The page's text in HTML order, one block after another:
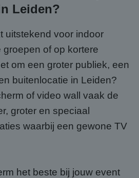
Leiden?
uitstekend voor indoor
groepen of op kortere
om een groter publiek, een
buitenlocatie in Leiden?
of video wall vaak de
groter en speciaal
waarbij een gewone TV
het beste bij jouw event